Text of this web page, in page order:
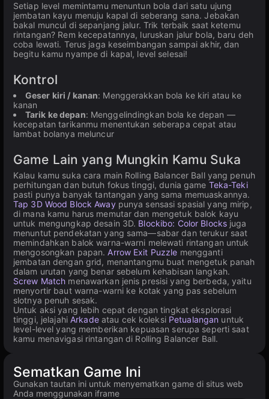
Setiap level memintamu menuntun bola dari satu ujung
jembatan kayu menuju kapal di seberang sana. Jebakan
bakal muncul di sepanjang jalur. Trik terbaik saat ketemu
rintangan? Rem kecepatannya, luruskan jalur bola, baru deh
coba lewati. Terus jaga keseimbangan sampai akhir, dan
begitu kamu nyampe di kapal, level selesai!
Kontrol
Geser kiri / kanan: Menggerakkan bola ke kiri atau ke
kanan
Tarik ke depan: Menggelindingkan bola ke depan —
kecepatan tarikanmu menentukan seberapa cepat atau
lambat bolanya meluncur
Game Lain yang Mungkin Kamu Suka
Kalau kamu suka cara main Rolling Balancer Ball yang penuh
perhitungan dan butuh fokus tinggi, dunia game Teka-Teki
pasti punya banyak tantangan yang sama memuaskannya.
Tap 3D Wood Block Awaypunya sensasi spasial yang mirip,
di mana kamu harus memutar dan mengetuk balok kayu
untuk mengungkap desain 3D. Blockibo: Color Blocks juga
menuntut pendekatan yang sama—sabar dan terukur saat
memindahkan balok warna-warni melewati rintangan untuk
mengosongkan papan.Arrow Exit Puzzle mengganti
jembatan dengan grid, menantangmu buat mengetuk panah
dalam urutan yang benar sebelum kehabisan langkah.
Screw Match menawarkan jenis presisi yang berbeda, yaitu
menyortir baut warna-warni ke kotak yang pas sebelum
slotnya penuh sesak.
Untuk aksi yang lebih cepat dengan tingkat eksplorasi
tinggi, jelajahiArkadeatau cek koleksi Petualangan untuk
level-level yang memberikan kepuasan serupa seperti saat
kamu menavigasi rintangan di Rolling Balancer Ball.
Sematkan Game Ini
Gunakan tautan ini untuk menyematkan game di situs web
Anda menggunakan iframe